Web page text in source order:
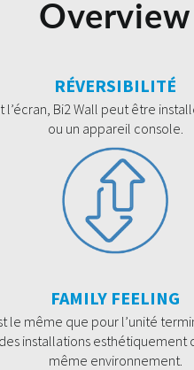
Overview
RÉVERSIBILITÉ
l’écran, Bi2 Wall peut être
ou un appareil console.
FAMILY FEELING
le même que pour l’unité
installations esthétiquement
même environnement.